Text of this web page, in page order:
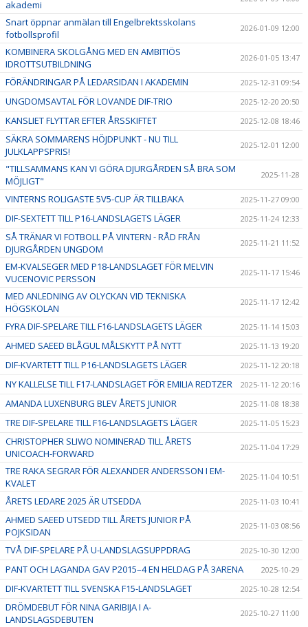
akademi
Snart öppnar anmälan till Engelbrektsskolans
fotbollsprofil
2026-01-09 12:00
KOMBINERA SKOLGÅNG MED EN AMBITIÖS
IDROTTSUTBILDNING
2026-01-05 13:47
FÖRÄNDRINGAR PÅ LEDARSIDAN I AKADEMIN 2025-12-31 09:54
UNGDOMSAVTAL FÖR LOVANDE DIF-TRIO 2025-12-20 20:50
KANSLIET FLYTTAR EFTER ÅRSSKIFTET 2025-12-08 18:46
SÄKRA SOMMARENS HÖJDPUNKT - NU TILL
JULKLAPPSPRIS!
2025-12-01 12:00
"TILLSAMMANS KAN VI GÖRA DJURGÅRDEN SÅ BRA SOM
MÖJLIGT"
2025-11-28
VINTERNS ROLIGASTE 5V5-CUP ÄR TILLBAKA 2025-11-27 09:00
DIF-SEXTETT TILL P16-LANDSLAGETS LÄGER 2025-11-24 12:33
SÅ TRÄNAR VI FOTBOLL PÅ VINTERN - RÅD FRÅN
DJURGÅRDEN UNGDOM
2025-11-21 11:52
EM-KVALSEGER MED P18-LANDSLAGET FÖR MELVIN
VUCENOVIC PERSSON
2025-11-17 15:46
MED ANLEDNING AV OLYCKAN VID TEKNISKA
HÖGSKOLAN
2025-11-17 12:42
FYRA DIF-SPELARE TILL F16-LANDSLAGETS LÄGER 2025-11-14 15:03
AHMED SAEED BLÅGUL MÅLSKYTT PÅ NYTT 2025-11-13 19:20
DIF-KVARTETT TILL P16-LANDSLAGETS LÄGER 2025-11-12 20:18
NY KALLELSE TILL F17-LANDSLAGET FÖR EMILIA REDTZER 2025-11-12 20:16
AMANDA LUXENBURG BLEV ÅRETS JUNIOR 2025-11-08 18:38
TRE DIF-SPELARE TILL F16-LANDSLAGETS LÄGER 2025-11-05 15:23
CHRISTOPHER SLIWO NOMINERAD TILL ÅRETS
UNICOACH-FORWARD
2025-11-04 17:29
TRE RAKA SEGRAR FÖR ALEXANDER ANDERSSON I EM-
KVALET
2025-11-04 10:51
ÅRETS LEDARE 2025 ÄR UTSEDDA 2025-11-03 10:41
AHMED SAEED UTSEDD TILL ÅRETS JUNIOR PÅ
POJKSIDAN
2025-11-03 08:56
TVÅ DIF-SPELARE PÅ U-LANDSLAGSUPPDRAG 2025-10-30 12:00
PANT OCH LAGANDA GAV P2015–4 EN HELDAG PÅ 3ARENA 2025-10-29
DIF-KVARTETT TILL SVENSKA F15-LANDSLAGET 2025-10-28 12:54
DRÖMDEBUT FÖR NINA GARIBIJA I A-
LANDSLAGSDEBUTEN
2025-10-27 11:00